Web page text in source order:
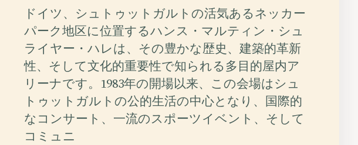
ドイツ、シュトゥットガルトの活気あるネッカー
パーク地区に位置するハンス・マルティン・シュ
ライヤー・ハレは、その豊かな歴史、建築的革新
性、そして文化的重要性で知られる多目的屋内ア
リーナです。1983年の開場以来、この会場はシュ
トゥットガルトの公的生活の中心となり、国際的
なコンサート、一流のスポーツイベント、そして
コミュニ